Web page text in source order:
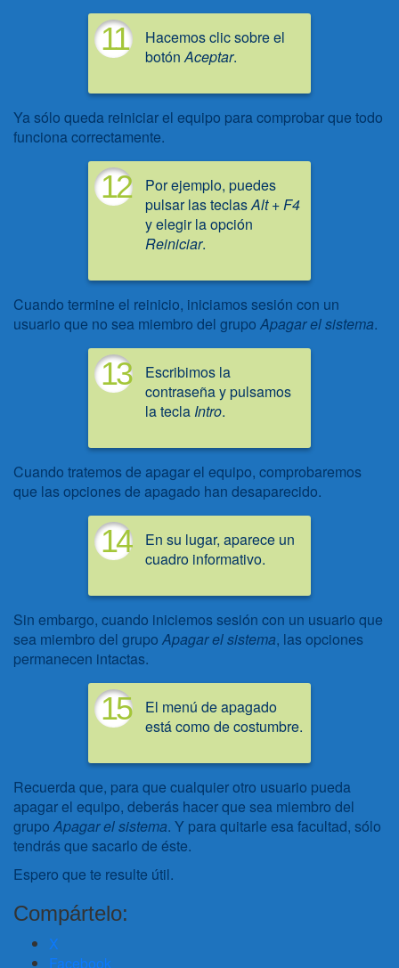
11
Hacemos clic sobre el
botónAceptar.
Ya sólo queda reiniciar el equipo para comprobar que todo
funciona correctamente.
12
Por ejemplo, puedes
pulsar las teclasAlt + F4
y elegir la opción
Reiniciar.
Cuando termine el reinicio, iniciamos sesión con un
usuario que no sea miembro del grupo Apagar el sistema.
13
Escribimos la
contraseña y pulsamos
la tecla Intro.
Cuando tratemos de apagar el equipo, comprobaremos
que las opciones de apagado han desaparecido.
14
En su lugar, aparece un
cuadro informativo.
Sin embargo, cuando iniciemos sesión con un usuario que
sea miembro del grupo Apagar el sistema, las opciones
permanecen intactas.
15
El menú de apagado
está como de costumbre.
Recuerda que, para que cualquier otro usuario pueda
apagar el equipo, deberás hacer que sea miembro del
grupo Apagar el sistema. Y para quitarle esa facultad, sólo
tendrás que sacarlo de éste.
Espero que te resulte útil.
Compártelo:
X
Facebook